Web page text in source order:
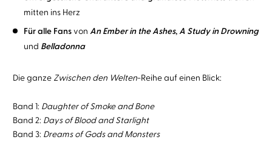
mitten ins Herz
Für alle Fansvon An Ember in the Ashes,A Study in Drowning
und Belladonna
Die ganze Zwischen den Welten-Reihe auf einen Blick:
Band 1: Daughter of Smoke and Bone
Band 2: Days of Blood and Starlight
Band 3: Dreams of Gods and Monsters